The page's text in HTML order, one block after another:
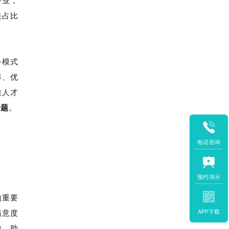
比
模式
、优
人才
。
重要
度
电话咨询
预约演示
APP下载